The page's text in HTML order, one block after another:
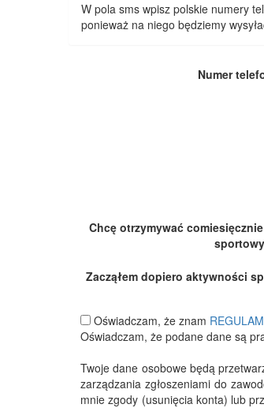
W pola sms wpisz polskie numery
ponieważ na niego będziemy
Numer
Chcę otrzymywać
Zacząłem dopiero aktywności
Oświadczam, że znam
Oświadczam, że podane dane są
Twoje dane osobowe będą
zarządzania zgłoszeniami do
mnie zgody (usunięcia konta) lub